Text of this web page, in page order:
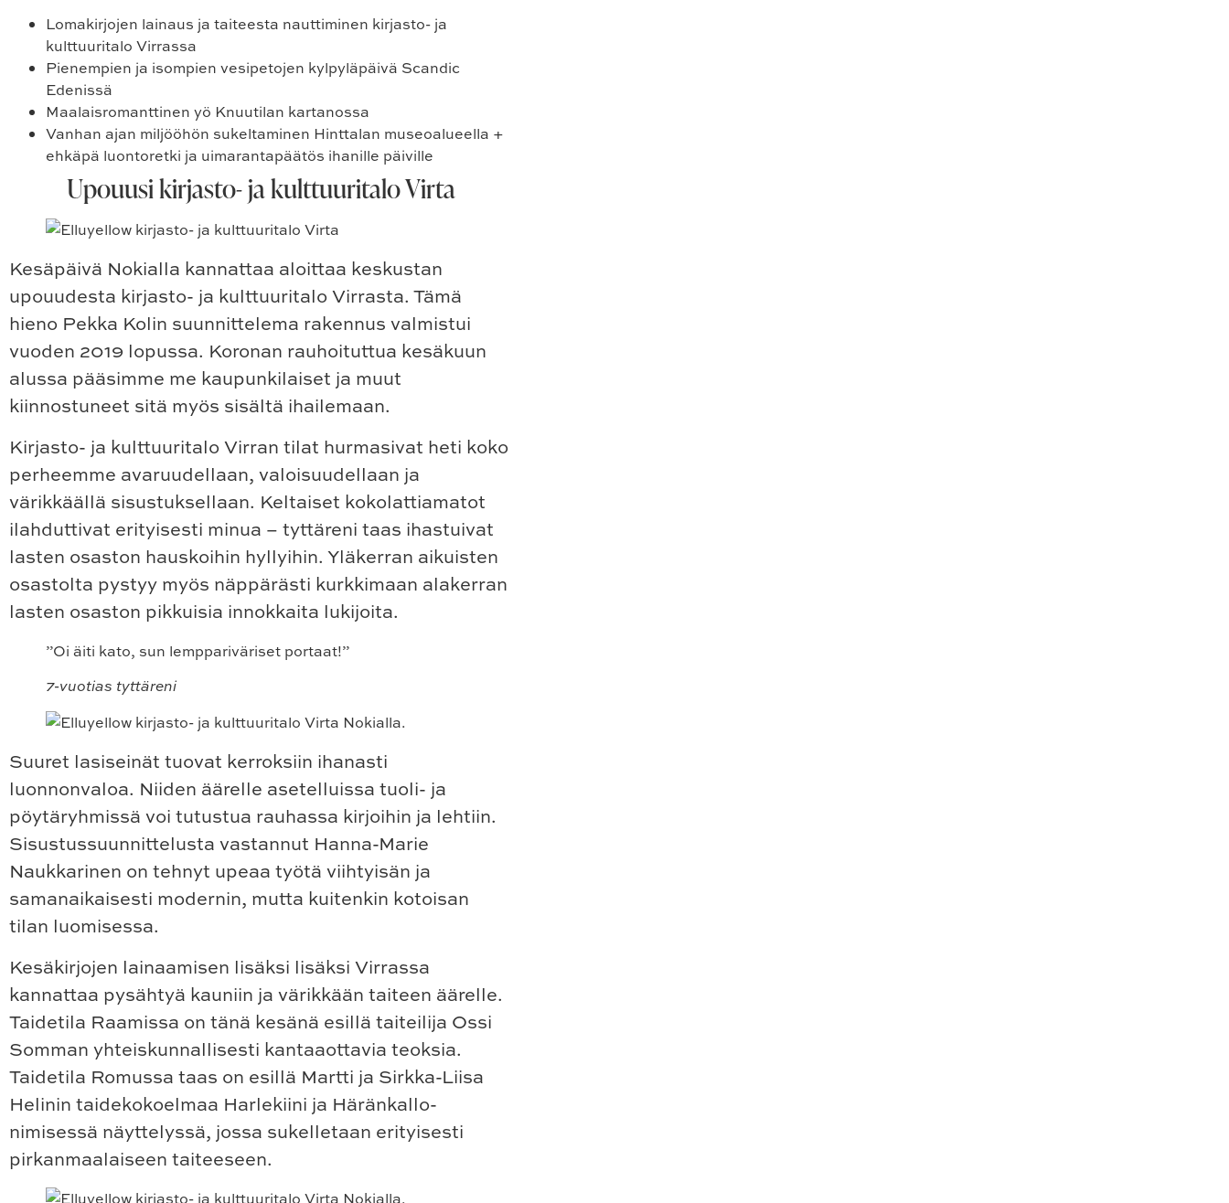
Lomakirjojen lainaus ja taiteesta nauttiminen kirjasto- ja
kulttuuritalo Virrassa
Pienempien ja isompien vesipetojen kylpyläpäivä Scandic
Edenissä
Maalaisromanttinen yö Knuutilan kartanossa
Vanhan ajan miljööhön sukeltaminen Hinttalan museoalueella +
ehkäpä luontoretki ja uimarantapäätös ihanille päiville
Upouusi kirjasto- ja kulttuuritalo Virta
Kesäpäivä Nokialla kannattaa aloittaa keskustan
upouudesta kirjasto- ja kulttuuritalo Virrasta. Tämä
hieno Pekka Kolin suunnittelema rakennus valmistui
vuoden 2019 lopussa. Koronan rauhoituttua kesäkuun
alussa pääsimme me kaupunkilaiset ja muut
kiinnostuneet sitä myös sisältä ihailemaan.
Kirjasto- ja kulttuuritalo Virran tilat hurmasivat heti koko
perheemme avaruudellaan, valoisuudellaan ja
värikkäällä sisustuksellaan. Keltaiset kokolattiamatot
ilahduttivat erityisesti minua – tyttäreni taas ihastuivat
lasten osaston hauskoihin hyllyihin. Yläkerran aikuisten
osastolta pystyy myös näppärästi kurkkimaan alakerran
lasten osaston pikkuisia innokkaita lukijoita.
”Oi äiti kato, sun lemppariväriset portaat!”
7-vuotias tyttäreni
Suuret lasiseinät tuovat kerroksiin ihanasti
luonnonvaloa. Niiden äärelle asetelluissa tuoli- ja
pöytäryhmissä voi tutustua rauhassa kirjoihin ja lehtiin.
Sisustussuunnittelusta vastannut Hanna-Marie
Naukkarinen on tehnyt upeaa työtä viihtyisän ja
samanaikaisesti modernin, mutta kuitenkin kotoisan
tilan luomisessa.
Kesäkirjojen lainaamisen lisäksi lisäksi Virrassa
kannattaa pysähtyä kauniin ja värikkään taiteen äärelle.
Taidetila Raamissa on tänä kesänä esillä taiteilija Ossi
Somman yhteiskunnallisesti kantaaottavia teoksia.
Taidetila Romussa taas on esillä Martti ja Sirkka-Liisa
Helinin taidekokoelmaa Harlekiini ja Häränkallo-
nimisessä näyttelyssä, jossa sukelletaan erityisesti
pirkanmaalaiseen taiteeseen.